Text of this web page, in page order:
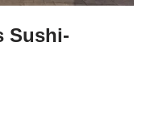
Sushi-